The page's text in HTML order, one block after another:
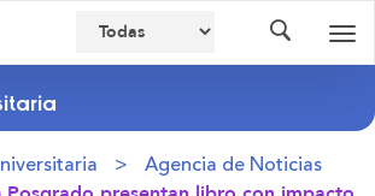
Agencia de Noticias